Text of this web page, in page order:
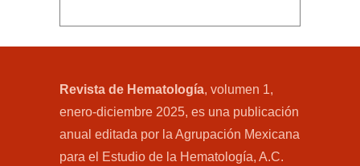
Revista de Hematología, volumen 1,
enero-diciembre 2025, es una publicación
anual editada por la Agrupación Mexicana
para el Estudio de la Hematología, A.C.